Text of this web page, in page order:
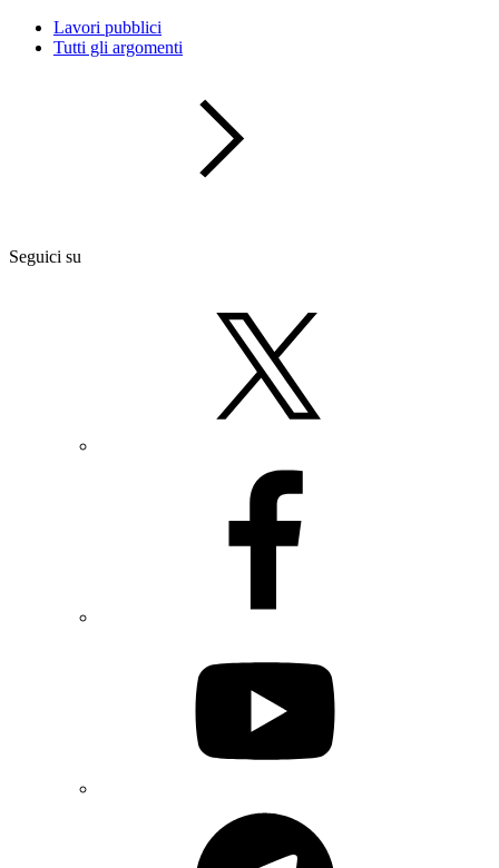
Lavori pubblici
Tutti gli argomenti
Seguici su